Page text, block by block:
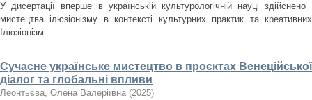
У дисертації вперше в українській культурологічній науці
мистецтва ілюзіонізму в контексті культурних практик та
Ілюзіонізм ...
Сучасне українське мистецтво в проєктах
діалог та глобальні впливи
Леонтьєва, Олена Валеріївна (2025)